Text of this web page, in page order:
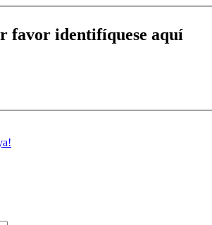
favor identifíquese aquí